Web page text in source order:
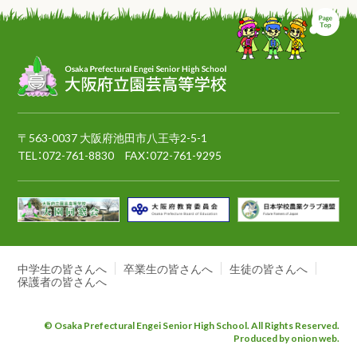
ペ
〒563-0037 大阪府池田市八王寺2-5-1
TEL：072-761-8830 FAX：072-761-9295
中学生の皆さんへ 卒業生の皆さんへ
生徒の皆さんへ
保護者の皆さんへ
© Osaka Prefectural Engei Senior High School. All Rights Reserved.
Produced by onion web.